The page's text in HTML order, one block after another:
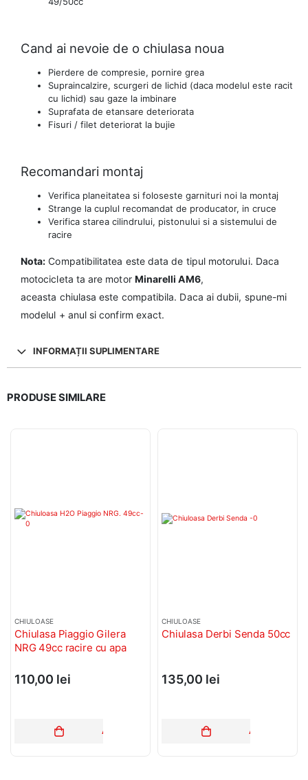
Cand ai nevoie de o chiulasa noua
Pierdere de compresie, pornire grea
Supraincalzire, scurgeri de lichid (daca modelul este racit
cu lichid) sau gaze la imbinare
Suprafata de etansare deteriorata
Fisuri / filet deteriorat la bujie
Recomandari montaj
Verifica planeitatea si foloseste garnituri noi la montaj
Strange la cuplul recomandat de producator, in cruce
Verifica starea cilindrului, pistonului si a sistemului de
racire
Nota: Compatibilitatea este data de tipul motorului. Daca
motocicleta ta are motor Minarelli AM6,
aceasta chiulasa este compatibila. Daca ai dubii, spune-mi
modelul + anul si confirm exact.
INFORMAȚII SUPLIMENTARE
PRODUSE SIMILARE
CHIULOASE
Chiulasa Piaggio Gilera
NRG 49cc racire cu apa
110,00 lei
ADAUGĂ ÎN COȘ
CHIULOASE
Chiulasa Derbi Senda 50cc
135,00 lei
ADAUGĂ ÎN